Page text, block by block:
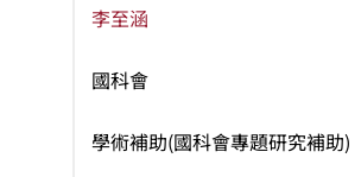
李至涵
國科會
學術補助(國科會專題研究補助)